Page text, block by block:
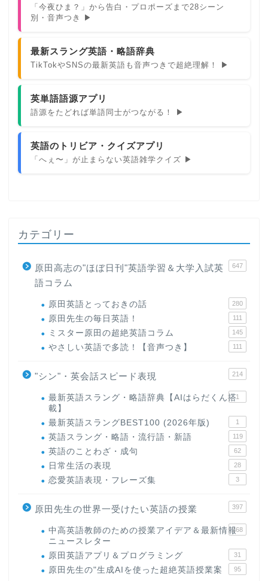
「今夜ひま？」から告白・プロポーズまで28シーン
別・音声つき ▶
最新スラング英語・略語辞典
TikTokやSNSの最新英語も音声つきで超絶理解！ ▶
英単語語源アプリ
語源をたどれば単語同士がつながる！ ▶
英語のトリビア・クイズアプリ
「へぇ〜」が止まらない英語雑学クイズ ▶
カテゴリー
原田高志の"ほぼ日刊"英語学習＆大学入試英
語コラム
647
原田英語とっておきの話 280
原田先生の毎日英語！ 111
ミスター原田の超絶英語コラム 145
やさしい英語で多読！【音声つき】 111
"シン"・英会話スピード表現 214
最新英語スラング・略語辞典【AIはらだくん搭
載】
1
最新英語スラングBEST100 (2026年版) 1
英語スラング・略語・流行語・新語 119
英語のことわざ・成句 62
日常生活の表現 28
恋愛英語表現・フレーズ集 3
原田先生の世界一受けたい英語の授業 397
中高英語教師のための授業アイデア＆最新情報
ニュースレター
168
原田英語アプリ＆プログラミング 31
原田先生の"生成AIを使った超絶英語授業案 95